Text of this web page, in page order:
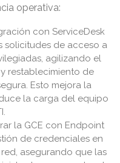
operativa:
con ServiceDesk
solicitudes de acceso a
agilizando el
restablecimiento de
Esto mejora la
la carga del equipo
la GCE con Endpoint
de credenciales en
asegurando que las